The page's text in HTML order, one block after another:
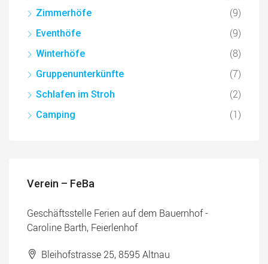
Zimmerhöfe (9)
Eventhöfe (9)
Winterhöfe (8)
Gruppenunterkünfte (7)
Schlafen im Stroh (2)
Camping (1)
Verein – FeBa
Geschäftsstelle Ferien auf dem Bauernhof -
Caroline Barth, Feierlenhof
Bleihofstrasse 25, 8595 Altnau